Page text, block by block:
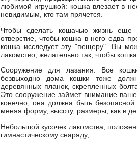
любимой игрушкой: кошка влезает в
невидимым, кто там прячется.
Чтобы сделать кошачью жизнь еще
отверстие, чтобы кошка в него едва
кошка исследует эту "пещеру". Вы
лакомство, желательно так, чтобы
Сооружение для лазания. Все
безвыходно дома кошки тоже
деревянных планок, скрепленных
Это сооружение займет внимание
конечно, она должна быть
меняя форму, высоту, размеры, как в
Небольшой кусочек лакомства,
гимнастическому снаряду,